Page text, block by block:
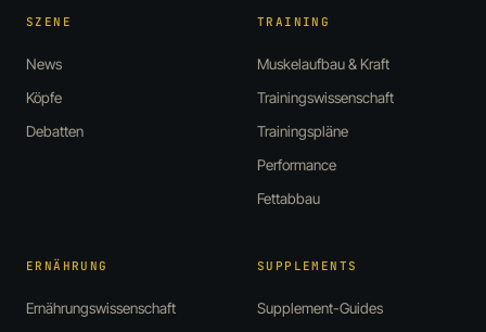
SZENE
News
Köpfe
Debatten
TRAINING
Muskelaufbau & Kraft
Trainingswissenschaft
Trainingspläne
Performance
Fettabbau
ERNÄHRUNG
Ernährungswissenschaft
SUPPLEMENTS
Supplement-Guides